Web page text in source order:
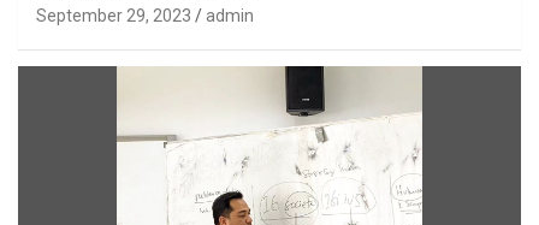
September 29, 2023 admin